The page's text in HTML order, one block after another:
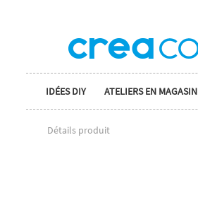
IDÉES DIY ATELIERS EN MAGASIN
Détails produit